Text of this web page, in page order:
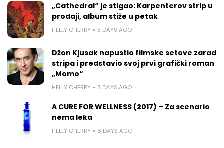
„Cathedral“ je stigao: Karpenterov strip u
prodaji, album stiže u petak
HELLY CHERRY 3 DAYS AGO
Džon Kjusak napustio filmske setove zarad
stripa i predstavio svoj prvi grafički roman
„Momo“
HELLY CHERRY 3 DAYS AGO
A CURE FOR WELLNESS (2017) – Za scenario
nema leka
HELLY CHERRY 8 DAYS AGO